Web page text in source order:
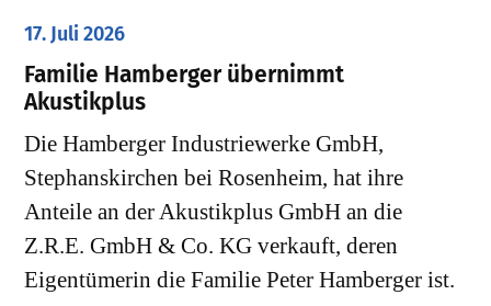
17. Juli 2026
Familie Hamberger übernimmt
Akustikplus
Die Hamberger Industriewerke GmbH,
Stephanskirchen bei Rosenheim, hat ihre
Anteile an der Akustikplus GmbH an die
Z.R.E. GmbH & Co. KG verkauft, deren
Eigentümerin die Familie Peter Hamberger ist.